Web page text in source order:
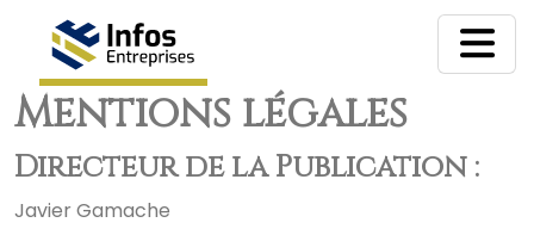
Mentions légales
Directeur de la Publication :
Javier Gamache